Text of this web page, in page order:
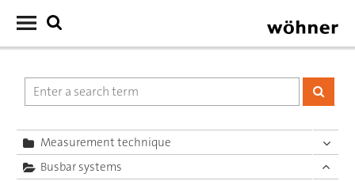
Measurement technique
Busbar systems